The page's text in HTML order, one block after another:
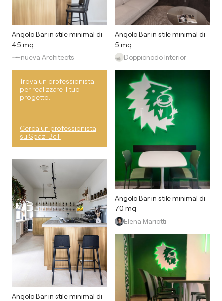
Angolo Bar in stile minimal di
45 mq
nueva Architects
Trova un professionista
per realizzare il tuo
progetto.
Cerca un professionista
su Spazi Belli
Angolo Bar in stile minimal di
Angolo Bar in stile minimal di
5 mq
Doppionodo Interior
Angolo Bar in stile minimal di
70 mq
Elena Mariotti